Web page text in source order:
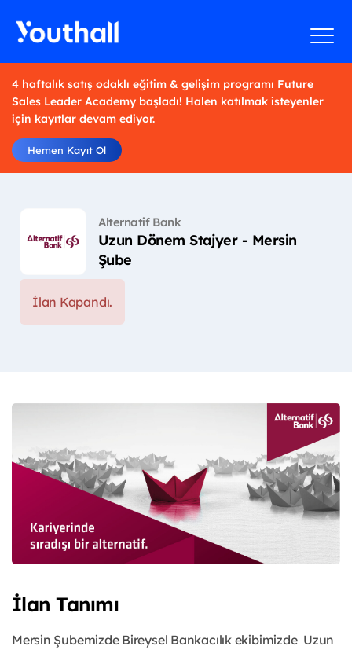
4 haftalık satış odaklı eğitim & gelişim programı Future
Sales Leader Academy başladı! Halen katılmak isteyenler
için kayıtlar devam ediyor.
Hemen Kayıt Ol
Alternatif Bank
Uzun Dönem Stajyer - Mersin
Şube
İlan Kapandı.
İlan Tanımı
Mersin Şubemizde Bireysel Bankacılık ekibimizde Uzun